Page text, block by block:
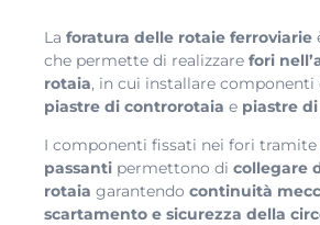
La foratura delle rotaie ferroviarie
che permette di realizzare fori
rotaia, in cui installare componenti
piastre di controrotaia e piastre
I componenti fissati nei fori tramite
passanti permettono di collegare
rotaia garantendo continuità
scartamento e sicurezza della